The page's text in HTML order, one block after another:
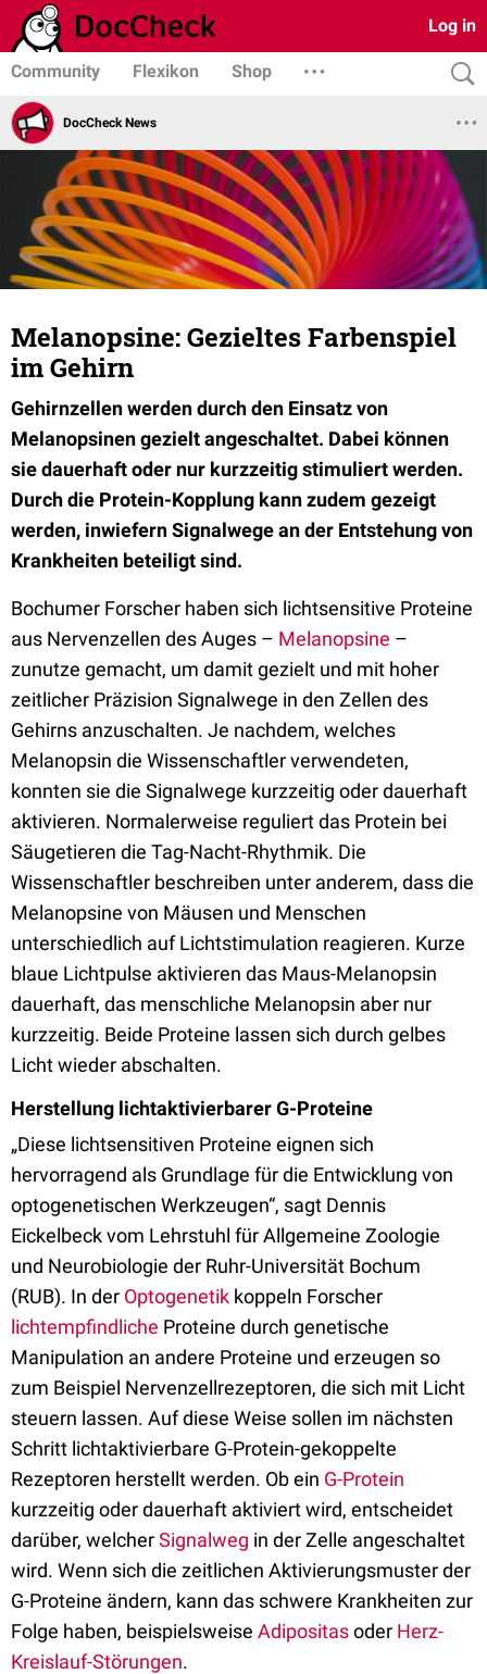
Log in
Community Flexikon Shop
DocCheck News
Melanopsine: Gezieltes Farbenspiel
im Gehirn
Gehirnzellen werden durch den Einsatz von
Melanopsinen gezielt angeschaltet. Dabei können
sie dauerhaft oder nur kurzzeitig stimuliert werden.
Durch die Protein-Kopplung kann zudem gezeigt
werden, inwiefern Signalwege an der Entstehung von
Krankheiten beteiligt sind.
Bochumer Forscher haben sich lichtsensitive Proteine
aus Nervenzellen des Auges – Melanopsine –
zunutze gemacht, um damit gezielt und mit hoher
zeitlicher Präzision Signalwege in den Zellen des
Gehirns anzuschalten. Je nachdem, welches
Melanopsin die Wissenschaftler verwendeten,
konnten sie die Signalwege kurzzeitig oder dauerhaft
aktivieren. Normalerweise reguliert das Protein bei
Säugetieren die Tag-Nacht-Rhythmik. Die
Wissenschaftler beschreiben unter anderem, dass die
Melanopsine von Mäusen und Menschen
unterschiedlich auf Lichtstimulation reagieren. Kurze
blaue Lichtpulse aktivieren das Maus-Melanopsin
dauerhaft, das menschliche Melanopsin aber nur
kurzzeitig. Beide Proteine lassen sich durch gelbes
Licht wieder abschalten.
Herstellung lichtaktivierbarer G-Proteine
„Diese lichtsensitiven Proteine eignen sich
hervorragend als Grundlage für die Entwicklung von
optogenetischen Werkzeugen“, sagt Dennis
Eickelbeck vom Lehrstuhl für Allgemeine Zoologie
und Neurobiologie der Ruhr-Universität Bochum
(RUB). In der Optogenetik koppeln Forscher
lichtempfindliche Proteine durch genetische
Manipulation an andere Proteine und erzeugen so
zum Beispiel Nervenzellrezeptoren, die sich mit Licht
steuern lassen. Auf diese Weise sollen im nächsten
Schritt lichtaktivierbare G-Protein-gekoppelte
Rezeptoren herstellt werden. Ob ein G-Protein
kurzzeitig oder dauerhaft aktiviert wird, entscheidet
darüber, welcherSignalweg in der Zelle angeschaltet
wird. Wenn sich die zeitlichen Aktivierungsmuster der
G-Proteine ändern, kann das schwere Krankheiten zur
Folge haben, beispielsweise Adipositasoder Herz-
Kreislauf-Störungen.